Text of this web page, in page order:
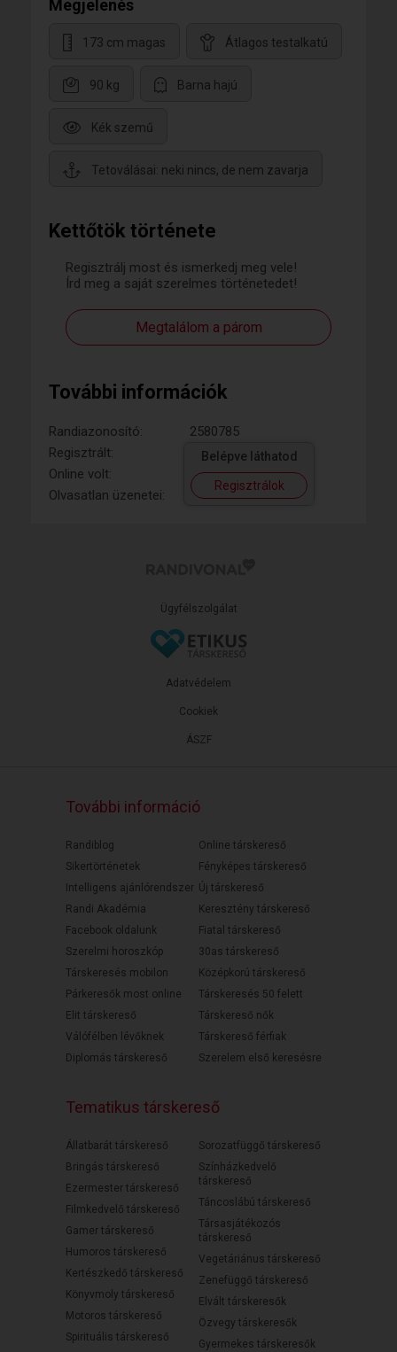
Kettőtök története
Regisztrálj most és ismerkedj meg vele!
Írd meg a saját szerelmes történetedet!
Megtalálom a párom
További információk
Randiazonosító:
2580785
Regisztrált:
Online volt:
Olvasatlan üzenetei:
Belépve láthatod
Regisztrálok
Megjelenés
173 cm magas Átlagos testalkatú
90 kg Barna hajú
Kék szemű
Tetoválásai: neki nincs, de nem zavarja
Ügyfélszolgálat
ÁSZF
Adatvédelem
Cookiek
További információ
Randiblog
Sikertörténetek
Intelligens ajánlórendszer
Randi Akadémia
Facebook oldalunk
Szerelmi horoszkóp
Társkeresés mobilon
Párkeresők most online
Elit társkereső
Válófélben lévőknek
Diplomás társkereső
Online társkereső
Fényképes társkereső
Új társkereső
Keresztény társkereső
Fiatal társkereső
30as társkereső
Középkorú társkereső
Társkeresés 50 felett
Társkereső nők
Társkereső férfiak
Szerelem első keresésre
Tematikus társkereső
Állatbarát társkereső
Bringás társkereső
Ezermester társkereső
Filmkedvelő társkereső
Gamer társkereső
Humoros társkereső
Kertészkedő társkereső
Könyvmoly társkereső
Motoros társkereső
Spirituális társkereső
Sorozatfüggő társkereső
Színházkedvelő
társkereső
Táncoslábú társkereső
Társasjátékozós
társkereső
Vegetáriánus társkereső
Zenefüggő társkereső
Elvált társkeresők
Özvegy társkeresők
Gyermekes társkeresők